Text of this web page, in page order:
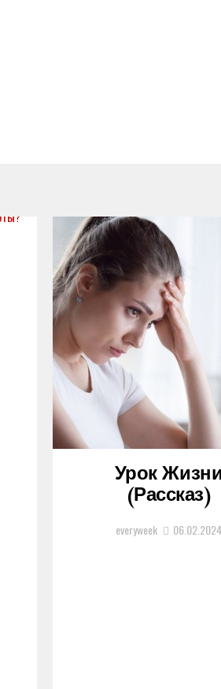
Урок
(рассказ)
everyweek 06.02.2024